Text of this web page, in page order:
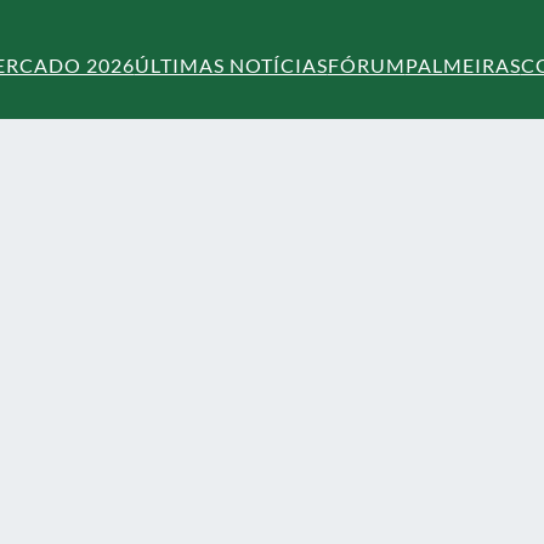
2026ÚLTIMAS NOTÍCIASFÓRUMPALMEIRAS